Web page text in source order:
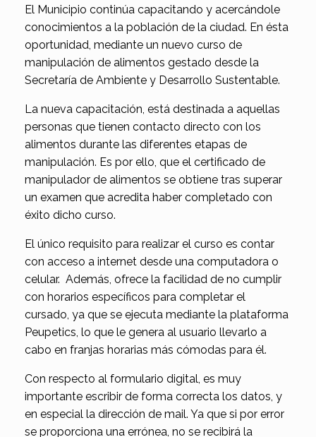
El Municipio continúa capacitando y acercándole
conocimientos a la población de la ciudad. En ésta
oportunidad, mediante un nuevo curso de
manipulación de alimentos gestado desde la
Secretaría de Ambiente y Desarrollo Sustentable.
La nueva capacitación, está destinada a aquellas
personas que tienen contacto directo con los
alimentos durante las diferentes etapas de
manipulación. Es por ello, que el certificado de
manipulador de alimentos se obtiene tras superar
un examen que acredita haber completado con
éxito dicho curso.
El único requisito para realizar el curso es contar
con acceso a internet desde una computadora o
celular. Además, ofrece la facilidad de no cumplir
con horarios específicos para completar el
cursado, ya que se ejecuta mediante la plataforma
Peupetics, lo que le genera al usuario llevarlo a
cabo en franjas horarias más cómodas para él.
Con respecto al formulario digital, es muy
importante escribir de forma correcta los datos, y
en especial la dirección de mail. Ya que si por error
se proporciona una errónea, no se recibirá la